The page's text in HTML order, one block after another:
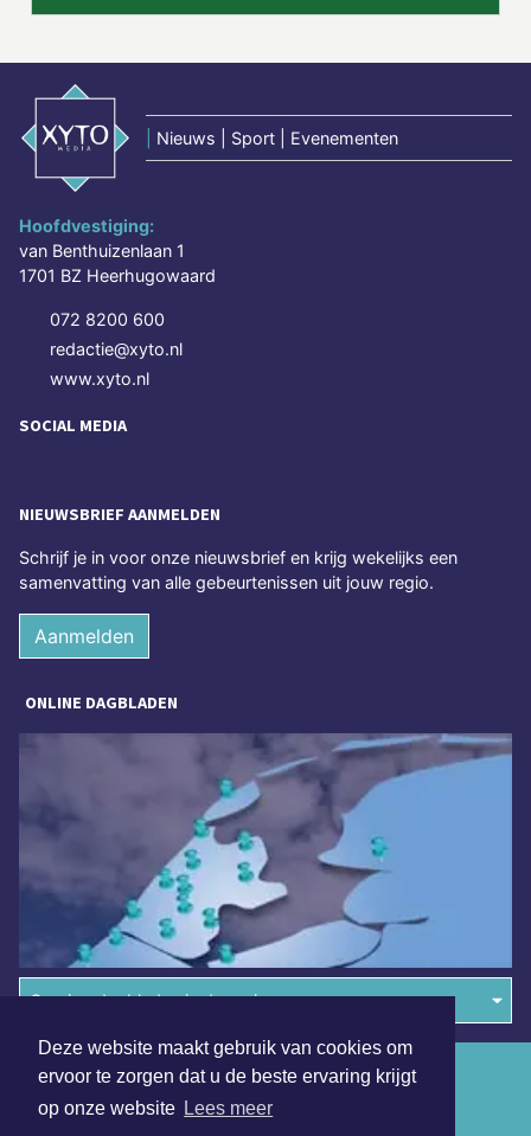
Deze website maakt gebruik van cookies om
ervoor te zorgen dat u de beste ervaring krijgt
op onze website Lees meer
Nieuws | Sport | Evenementen
Hoofdvestiging:
van Benthuizenlaan 1
1701 BZ Heerhugowaard
072 8200 600
redactie@xyto.nl
www.xyto.nl
SOCIAL MEDIA
NIEUWSBRIEF AANMELDEN
Schrijf je in voor onze nieuwsbrief en krijg wekelijks een
samenvatting van alle gebeurtenissen uit jouw regio.
Aanmelden
ONLINE DAGBLADEN
Overige dagbladen in de regio
Algemene voorwaarden
Disclaimer